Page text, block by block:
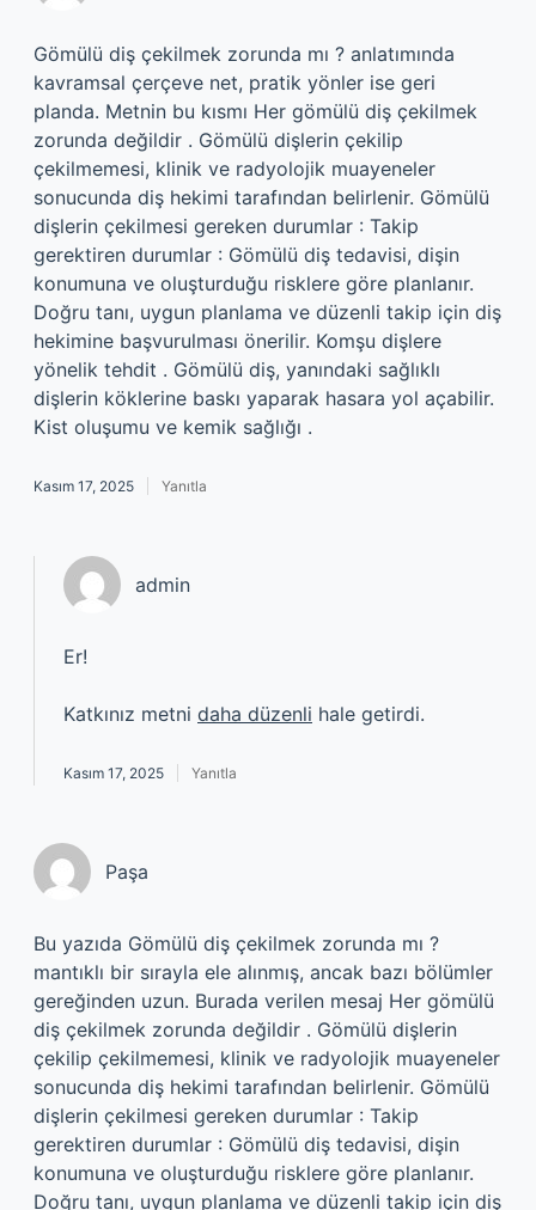
Gömülü diş çekilmek zorunda mı ? anlatımında
kavramsal çerçeve net, pratik yönler ise geri
planda. Metnin bu kısmı Her gömülü diş çekilmek
zorunda değildir . Gömülü dişlerin çekilip
çekilmemesi, klinik ve radyolojik muayeneler
sonucunda diş hekimi tarafından belirlenir. Gömülü
dişlerin çekilmesi gereken durumlar : Takip
gerektiren durumlar : Gömülü diş tedavisi, dişin
konumuna ve oluşturduğu risklere göre planlanır.
Doğru tanı, uygun planlama ve düzenli takip için diş
hekimine başvurulması önerilir. Komşu dişlere
yönelik tehdit . Gömülü diş, yanındaki sağlıklı
dişlerin köklerine baskı yaparak hasara yol açabilir.
Kist oluşumu ve kemik sağlığı .
Kasım 17, 2025 Yanıtla
admin
Er!
Katkınız metni daha düzenli hale getirdi.
Kasım 17, 2025 Yanıtla
Paşa
Bu yazıda Gömülü diş çekilmek zorunda mı ?
mantıklı bir sırayla ele alınmış, ancak bazı bölümler
gereğinden uzun. Burada verilen mesaj Her gömülü
diş çekilmek zorunda değildir . Gömülü dişlerin
çekilip çekilmemesi, klinik ve radyolojik muayeneler
sonucunda diş hekimi tarafından belirlenir. Gömülü
dişlerin çekilmesi gereken durumlar : Takip
gerektiren durumlar : Gömülü diş tedavisi, dişin
konumuna ve oluşturduğu risklere göre planlanır.
Doğru tanı, uygun planlama ve düzenli takip için diş